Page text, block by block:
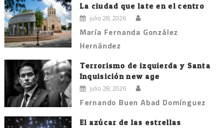
entradas
La ciudad que late en el centro
julio 28, 2026
María Fernanda González
Hernández
Terrorismo de izquierda y Santa
Inquisición new age
julio 28, 2026
Fernando Buen Abad Domínguez
El azúcar de las estrellas